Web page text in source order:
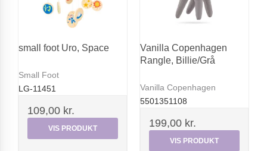
small foot Uro, Space
Small Foot
LG-11451
109,00 kr.
VIS PRODUKT
Vanilla Copenhagen
Rangle, Billie/Grå
Vanilla Copenhagen
5501351108
199,00 kr.
VIS PRODUKT